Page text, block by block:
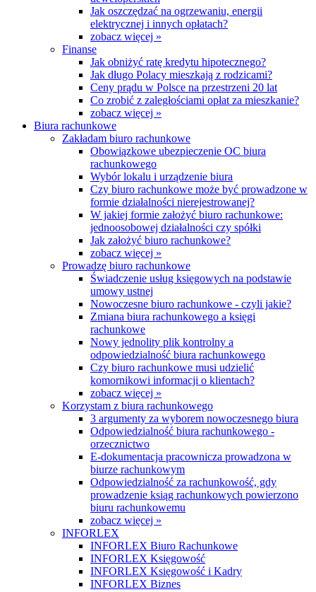
Jak oszczędzać na ogrzewaniu, energii
elektrycznej i innych opłatach?
zobacz więcej »
Finanse
Jak obniżyć ratę kredytu hipotecznego?
Jak długo Polacy mieszkają z rodzicami?
Ceny prądu w Polsce na przestrzeni 20 lat
Co zrobić z zaległościami opłat za mieszkanie?
zobacz więcej »
Biura rachunkowe
Zakładam biuro rachunkowe
Obowiązkowe ubezpieczenie OC biura
rachunkowego
Wybór lokalu i urządzenie biura
Czy biuro rachunkowe może być prowadzone w
formie działalności nierejestrowanej?
W jakiej formie założyć biuro rachunkowe:
jednoosobowej działalności czy spółki
Jak założyć biuro rachunkowe?
zobacz więcej »
Prowadzę biuro rachunkowe
Świadczenie usług księgowych na podstawie
umowy ustnej
Nowoczesne biuro rachunkowe - czyli jakie?
Zmiana biura rachunkowego a księgi
rachunkowe
Nowy jednolity plik kontrolny a
odpowiedzialność biura rachunkowego
Czy biuro rachunkowe musi udzielić
komornikowi informacji o klientach?
zobacz więcej »
Korzystam z biura rachunkowego
3 argumenty za wyborem nowoczesnego biura
Odpowiedzialność biura rachunkowego -
orzecznictwo
E-dokumentacja pracownicza prowadzona w
biurze rachunkowym
Odpowiedzialność za rachunkowość, gdy
prowadzenie ksiąg rachunkowych powierzono
biuru rachunkowemu
zobacz więcej »
INFORLEX
INFORLEX Biuro Rachunkowe
INFORLEX Księgowość
INFORLEX Księgowość i Kadry
INFORLEX Biznes